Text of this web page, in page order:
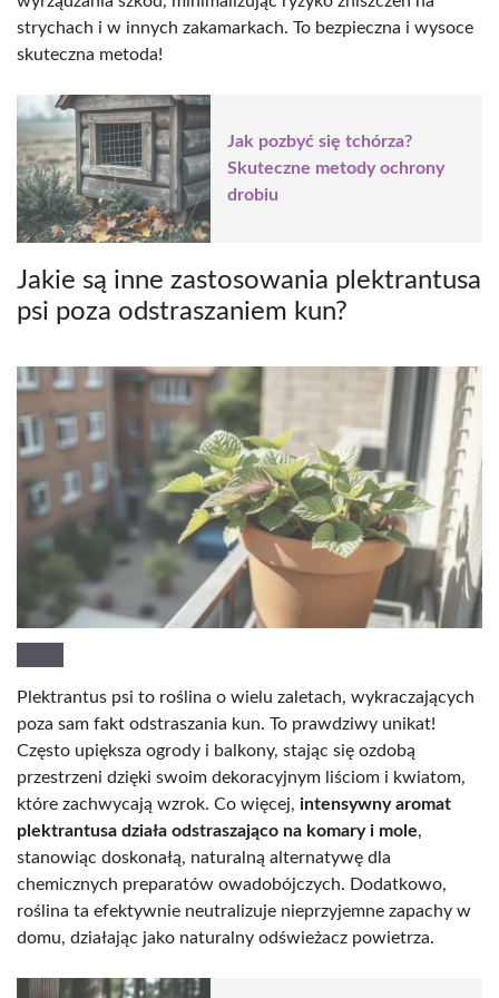
strychach i w innych zakamarkach. To bezpieczna i wysoce
skuteczna metoda!
Jak pozbyć się tchórza?
Skuteczne metody ochrony
drobiu
Jakie są inne zastosowania plektrantusa
psi poza odstraszaniem kun?
Plektrantus psi to roślina o wielu zaletach, wykraczających
poza sam fakt odstraszania kun. To prawdziwy unikat!
Często upiększa ogrody i balkony, stając się ozdobą
przestrzeni dzięki swoim dekoracyjnym liściom i kwiatom,
które zachwycają wzrok. Co więcej, intensywny aromat
plektrantusa działa odstraszająco na komary i mole,
stanowiąc doskonałą, naturalną alternatywę dla
chemicznych preparatów owadobójczych. Dodatkowo,
roślina ta efektywnie neutralizuje nieprzyjemne zapachy w
domu, działając jako naturalny odświeżacz powietrza.